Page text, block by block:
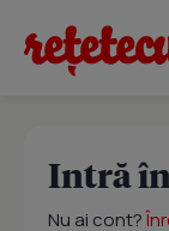
Intră
Nu ai cont?